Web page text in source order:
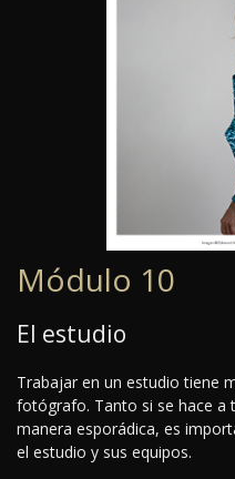
Módulo 10
El estudio
Trabajar en un estudio tiene
fotógrafo. Tanto si se hace
manera esporádica, es
el estudio y sus equipos.